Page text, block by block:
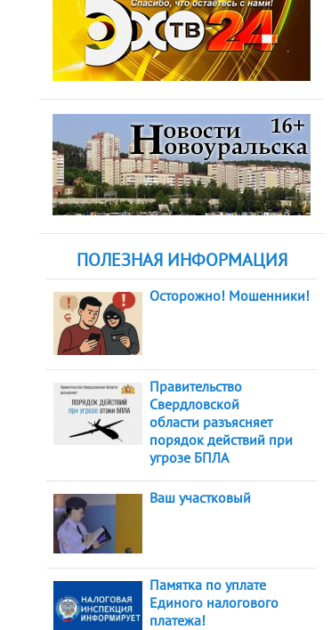
ПОЛЕЗНАЯ ИНФОРМАЦИЯ
Осторожно! Мошенники!
Правительство
Свердловской
области разъясняет
порядок действий при
угрозе БПЛА
Ваш участковый
Памятка по уплате
Единого налогового
платежа!